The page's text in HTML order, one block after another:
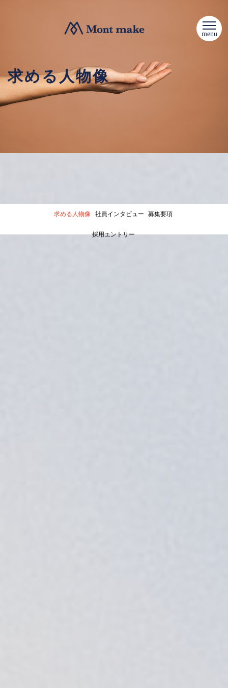
menu
求める人物像
求める人物像 社員インタビュー 募集要項
採用エントリー